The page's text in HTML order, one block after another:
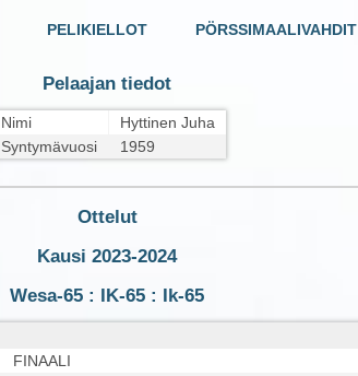
PELIKIELLOT PÖRSSIMAALIVAHDIT
Pelaajan tiedot
Nimi
Hyttinen Juha
Syntymävuosi
1959
Ottelut
Kausi 2023-2024
Wesa-65 : IK-65 : Ik-65
FINAALI